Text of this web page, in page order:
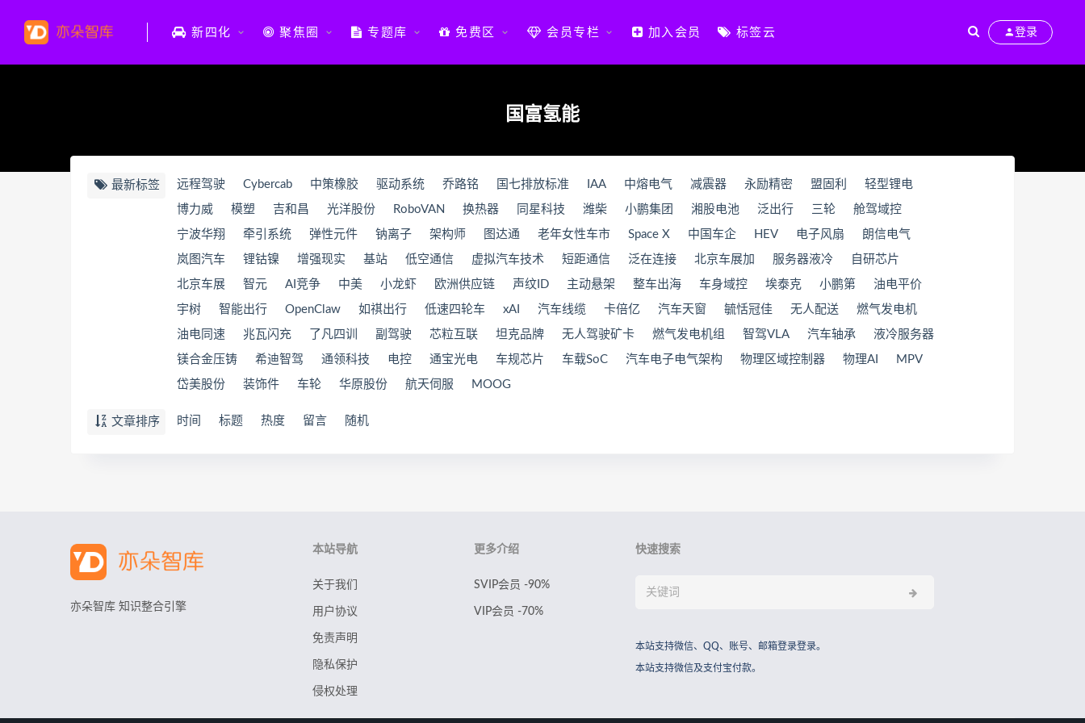
新四化 聚焦圈 专题库 免费区 会员专栏 加入会员 标签云 登录
国富氢能
最新标签 远程驾驶 Cybercab 中策橡胶 驱动系统 乔路铭 国七排放标准 IAA 中熔电气 减震器 永励精密 盟固利 轻型锂电
博力威 模塑 吉和昌 光洋股份 RoboVAN 换热器 同星科技 潍柴 小鹏集团 湘股电池 泛出行 三轮 舱驾域控
宁波华翔 牵引系统 弹性元件 钠离子 架构师 图达通 老年女性车市 Space X 中国车企 HEV 电子风扇 朗信电气
岚图汽车 锂钴镍 增强现实 基站 低空通信 虚拟汽车技术 短距通信 泛在连接 北京车展加 服务器液冷 自研芯片
北京车展 智元 AI竞争 中美 小龙虾 欧洲供应链 声纹ID 主动悬架 整车出海 车身域控 埃泰克 小鹏第 油电平价
宇树 智能出行 OpenClaw 如祺出行 低速四轮车 xAI 汽车线缆 卡倍亿 汽车天窗 毓恬冠佳 无人配送 燃气发电机
油电同速 兆瓦闪充 了凡四训 副驾驶 芯粒互联 坦克品牌 无人驾驶矿卡 燃气发电机组 智驾VLA 汽车轴承 液冷服务器
镁合金压铸 希迪智驾 通领科技 电控 通宝光电 车规芯片 车载SoC 汽车电子电气架构 物理区域控制器 物理AI MPV
岱美股份 装饰件 车轮 华原股份 航天伺服 MOOG
文章排序 时间 标题 热度 留言 随机
亦朵智库 知识整合引擎
本站导航
关于我们
用户协议
免责声明
隐私保护
侵权处理
更多介绍
SVIP会员 -90%
VIP会员 -70%
快速搜索
本站支持微信、QQ、账号、邮箱登录登录。
本站支持微信及支付宝付款。